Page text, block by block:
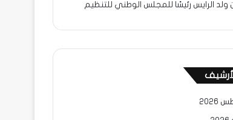
ولد الرايس رئيسًا للمجلس الوطني للتنظيم